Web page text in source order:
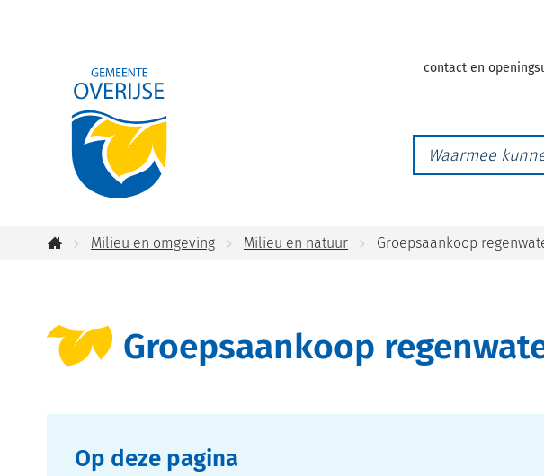
Overijse
contact en
kunnen
Milieu en omgeving Milieu en natuur Groepsaankoop
Groepsaankoop
Op deze pagina